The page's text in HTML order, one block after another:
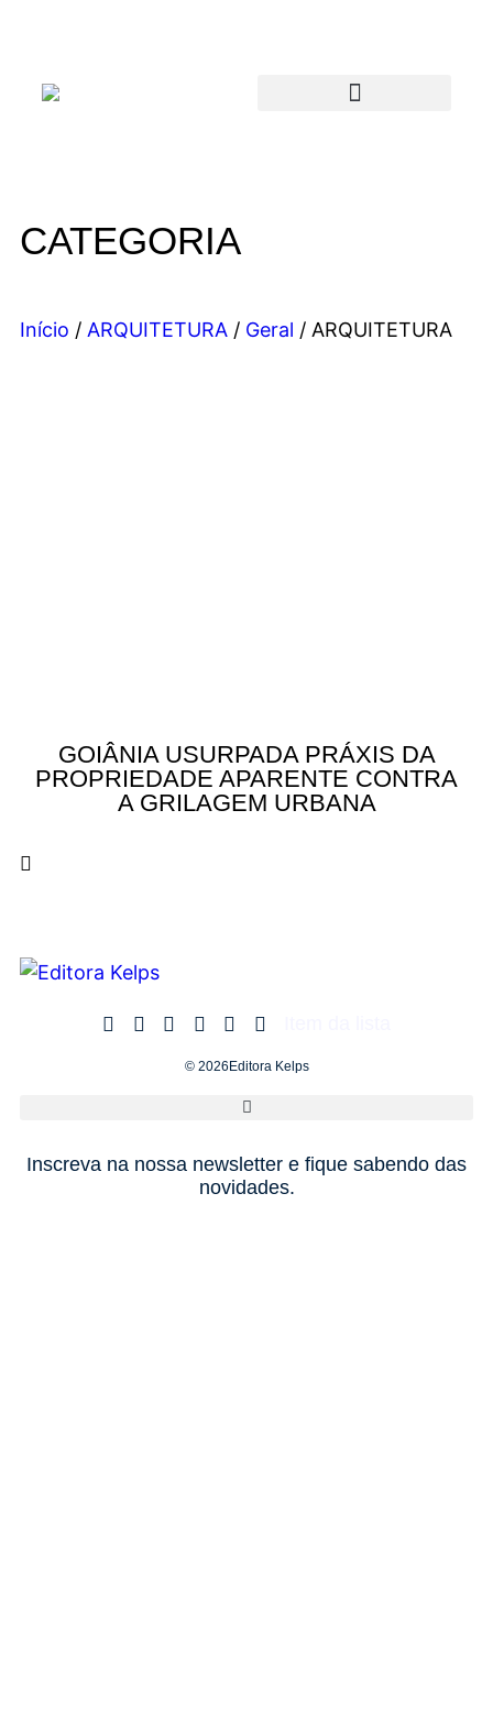
CATEGORIA
Início / ARQUITETURA / Geral / ARQUITETURA
GOIÂNIA USURPADA PRÁXIS DA
PROPRIEDADE APARENTE CONTRA
A GRILAGEM URBANA
© 2026Editora Kelps
Inscreva na nossa newsletter e fique sabendo das
novidades.